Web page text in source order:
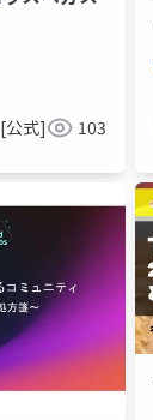
公式] 103